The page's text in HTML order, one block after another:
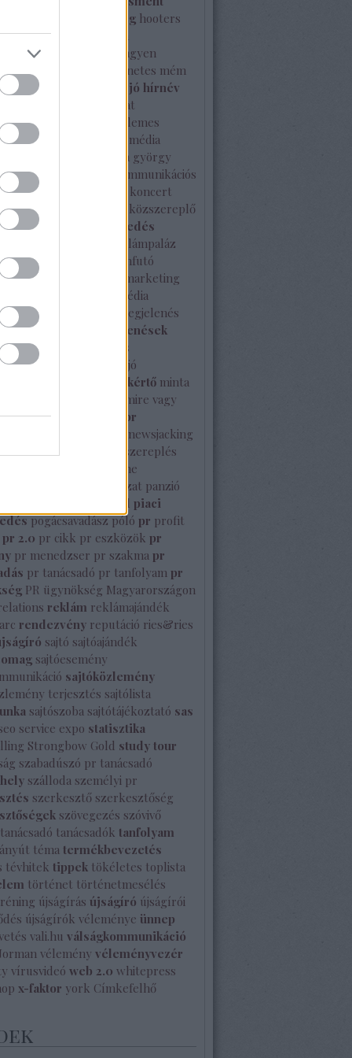
hitelesség hooters
Watch
ille olla
együttműködés
ingyen
interjú
internetes mém
gold
jó hírnév
kapcsolat
kellemes
kérdés
kiérdemelt média
klapka györgy
máté kommunikáció
kommunikációs
kommunikációs terv
koncert
közösségi média
közszereplő
sajtókülföldi terjeszkedés
lámpaláz
tér
Londonfutó
multi program
marketing
média
médiahekk
médiamegjelenés
média megjelenések
mém
mesterséges
mikulás
milyen a jó
minősített szakértő minta
Mutasd meg Te is mire vagy
stúdió
nemzetközi pr
newsjacking
nyelvtörő
nyilvános szereplés
online
pályázat panzió
peso modell piaci
pogácsavadász póló pr profit
pr 2.0 pr cikk pr eszközök pr
pr menedzser pr szakma pr
pr tanácsadó pr tanfolyam pr
PR ügynökség Magyarországon
reklám reklámajándék
rendezvény reputáció ries&ries
sajtó sajtóajándék
sajtóesemény
sajtóközlemény
terjesztés sajtólista
sajtószoba sajtótájékoztató sas
service expo statisztika
Strongbow Gold study tour
szabadúszó pr tanácsadó
szálloda személyi pr
szerkesztő szerkesztőség
szövegezés szóvivő
tanácsadó tanácsadók tanfolyam
téma termékbevezetés
tévhitek tippek tökéletes toplista
történet történetmesélés
újságírás újságíró újságírói
újságírók véleménye ünnep
vali.hu válságkommunikáció
vélemény véleményvezér
vírusvideó web 2.0 whitepress
x-faktor york Címkefelhő